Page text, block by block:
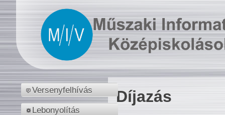
Versenyfelhívás
Lebonyolítás
Díjazás